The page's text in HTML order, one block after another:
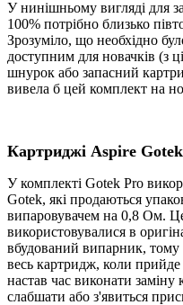
У нинішньому вигляді для
100% потрібно близько
Зрозуміло, що необхідно
доступним для новачків (з
шнурок або запасний
вивела б цей комплект на
Картриджі Aspire
У комплекті Gotek Pro
Gotek, які продаються
випаровувачем на 0,8 Ом.
використовувалися в
вбудований випарник, тому
весь картридж, коли
настав час виконати
слабшати або з'явиться